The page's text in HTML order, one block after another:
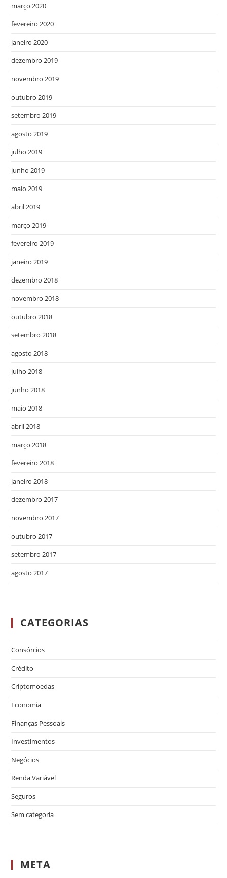
março 2020
fevereiro 2020
janeiro 2020
dezembro 2019
novembro 2019
outubro 2019
setembro 2019
agosto 2019
julho 2019
junho 2019
maio 2019
abril 2019
março 2019
fevereiro 2019
janeiro 2019
dezembro 2018
novembro 2018
outubro 2018
setembro 2018
agosto 2018
julho 2018
junho 2018
maio 2018
abril 2018
março 2018
fevereiro 2018
janeiro 2018
dezembro 2017
novembro 2017
outubro 2017
setembro 2017
agosto 2017
CATEGORIAS
Consórcios
Crédito
Criptomoedas
Economia
Finanças Pessoais
Investimentos
Negócios
Renda Variável
Seguros
Sem categoria
META